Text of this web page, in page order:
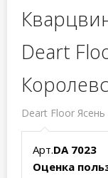
Deart
Deart Floor
Арт.DA 7023
Оценка